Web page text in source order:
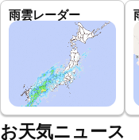
雨雲レーダー
お天気ニュース